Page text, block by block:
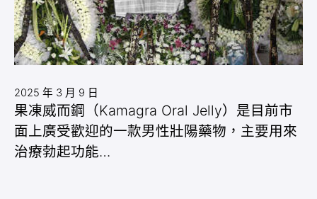
2025 年 3 月 9 日
果凍威而鋼（Kamagra Oral Jelly）是目前市
面上廣受歡迎的一款男性壯陽藥物，主要用來
治療勃起功能…